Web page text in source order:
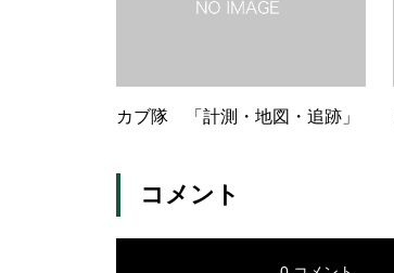
カブ隊 「計測・地図・追跡」
コメント